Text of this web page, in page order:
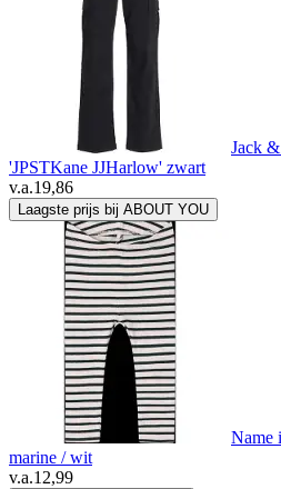
Jack
'JPSTKane JJHarlow' zwart
v.a.19,86
Laagste prijs bij ABOUT YOU
Name
marine / wit
v.a.12,99